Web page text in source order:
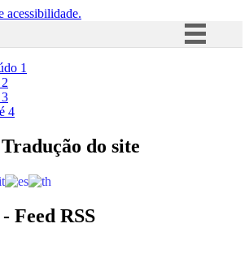
acessibilidade.
Acesso à informação
1
2
3
4
do site
Feed RSS